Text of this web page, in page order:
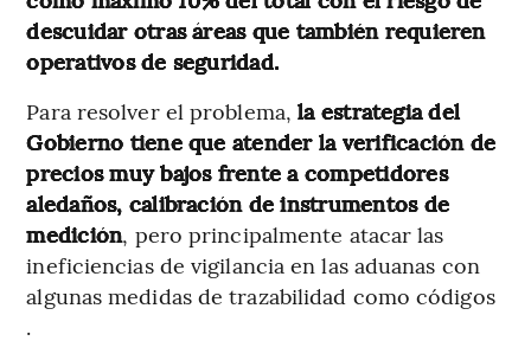
descuidar otras áreas que también requieren
operativos de seguridad.
Para resolver el problema,la estrategia del
Gobierno tiene que atender la verificación de
precios muy bajos frente a competidores
aledaños, calibración de instrumentos de
medición, pero principalmente atacar las
ineficiencias de vigilancia en las aduanas con
algunas medidas de trazabilidad como códigos
.